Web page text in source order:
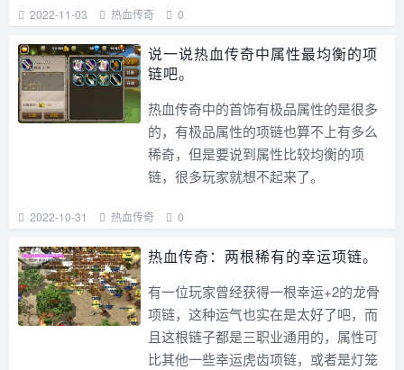
2022-11-03 热血传奇 0
说一说热血传奇中属性最均衡的项
链吧。
热血传奇中的首饰有极品属性的是很多
的，有极品属性的项链也算不上有多么
稀奇，但是要说到属性比较均衡的项
链，很多玩家就想不起来了。
2022-10-31 热血传奇 0
热血传奇：两根稀有的幸运项链。
有一位玩家曾经获得一根幸运+2的龙骨
项链，这种运气也实在是太好了吧，而
且这根链子都是三职业通用的，属性可
比其他一些幸运虎齿项链，或者是灯笼